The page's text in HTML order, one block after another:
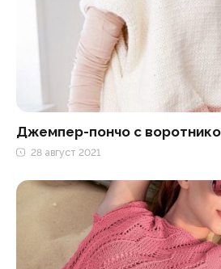
Джемпер-пончо с
28 август 2021